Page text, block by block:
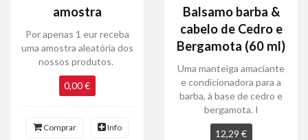
amostra
Por apenas 1 eur receba
uma amostra aleatória dos
nossos produtos.
0,00 €
Comprar Info
Balsamo barba &
cabelo de Cedro e
Bergamota (60 ml)
Uma manteiga amaciante
e condicionadora para a
barba, à base de cedro e
bergamota. I
12,29 €